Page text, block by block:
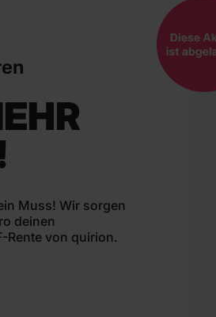
Muss! Wir sorgen
deinen
Rente von quirion.